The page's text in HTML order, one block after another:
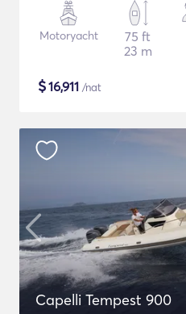
Motoryacht
75 ft
23 m
$16,911 /nat
Capelli Tempest 900